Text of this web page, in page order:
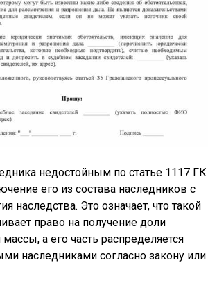
недостойным по статье 1117 ГК
его из состава наследников с
наследства. Это означает, что такой
право на получение доли
а его часть распределяется
наследниками согласно закону или